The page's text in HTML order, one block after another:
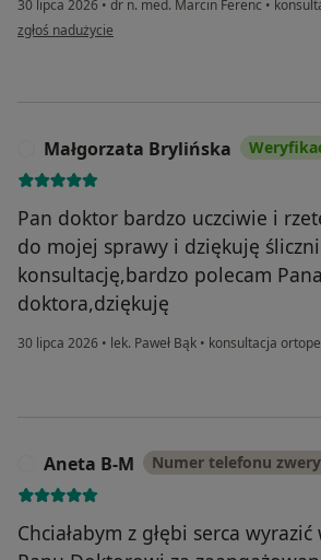
30 lipca 2026 • dr n. med. Marcin Ferenc •
w opinii użytkownika Michał K.
zgłoś nadużycie
Małgorzata Brylińska
Pan doktor bardzo uczciwie i
do mojej sprawy i dziękuję
konsultację,bardzo polecam Pana
doktora,dziękuję
30 lipca 2026 • lek. Paweł Bąk • konsultacja
Aneta B-M Numer telefonu
Chciałabym z głębi serca